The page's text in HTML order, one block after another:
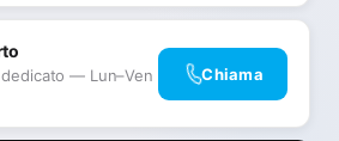
— Lun–Ven
Chiama